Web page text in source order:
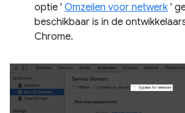
optie ' Omzeilen voor netwerk '
beschikbaar is in de
Chrome.